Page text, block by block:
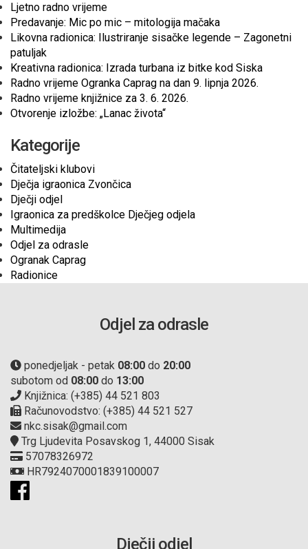
Ljetno radno vrijeme
Predavanje: Mic po mic – mitologija mačaka
Likovna radionica: Ilustriranje sisačke legende – Zagonetni
patuljak
Kreativna radionica: Izrada turbana iz bitke kod Siska
Radno vrijeme Ogranka Caprag na dan 9. lipnja 2026.
Radno vrijeme knjižnice za 3. 6. 2026.
Otvorenje izložbe: „Lanac života“
Kategorije
Čitateljski klubovi
Dječja igraonica Zvončica
Dječji odjel
Igraonica za predškolce Dječjeg odjela
Multimedija
Odjel za odrasle
Ogranak Caprag
Radionice
Odjel za odrasle
ponedjeljak - petak 08:00 do 20:00
subotom od 08:00 do 13:00
Knjižnica: (+385) 44 521 803
Računovodstvo: (+385) 44 521 527
nkc.sisak@gmail.com
Trg Ljudevita Posavskog 1, 44000 Sisak
57078326972
HR7924070001839100007
Dječji odjel